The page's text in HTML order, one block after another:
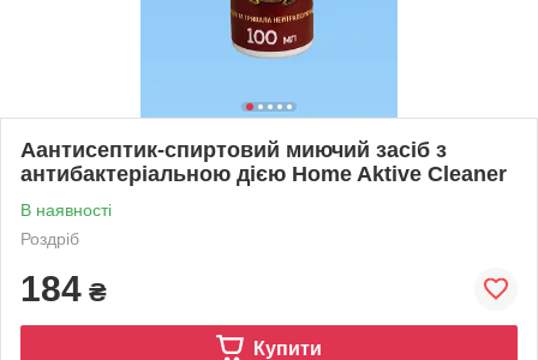
Аантисептик-спиртовий миючий засіб з
антибактеріальною дією Home Aktive Cleaner
В наявності
Роздріб
184 ₴
Купити